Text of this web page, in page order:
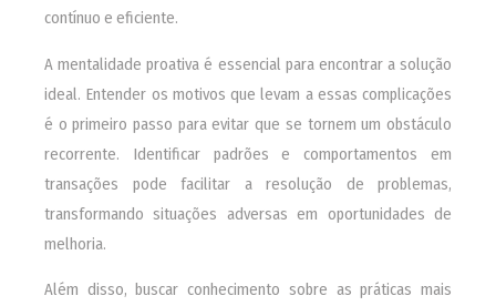
contínuo e eficiente.
A mentalidade proativa é essencial para encontrar a solução
ideal. Entender os motivos que levam a essas complicações
é o primeiro passo para evitar que se tornem um obstáculo
recorrente. Identificar padrões e comportamentos em
transações pode facilitar a resolução de problemas,
transformando situações adversas em oportunidades de
melhoria.
Além disso, buscar conhecimento sobre as práticas mais